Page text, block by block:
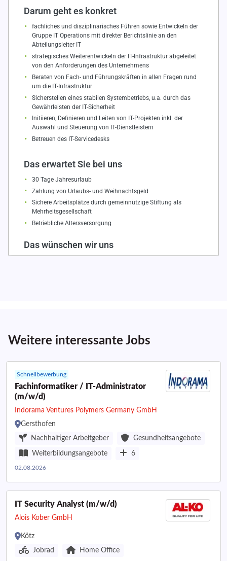
Weitere interessante Jobs
Schnellbewerbung
Fachinformatiker / IT-Administrator
(m/w/d)
Indorama Ventures Polymers Germany GmbH
Gersthofen
Nachhaltiger Arbeitgeber
Gesundheitsangebote
Weiterbildungsangebote 6
02.08.2026
IT Security Analyst (m/w/d)
Alois Kober GmbH
Kötz
Jobrad
Home Office